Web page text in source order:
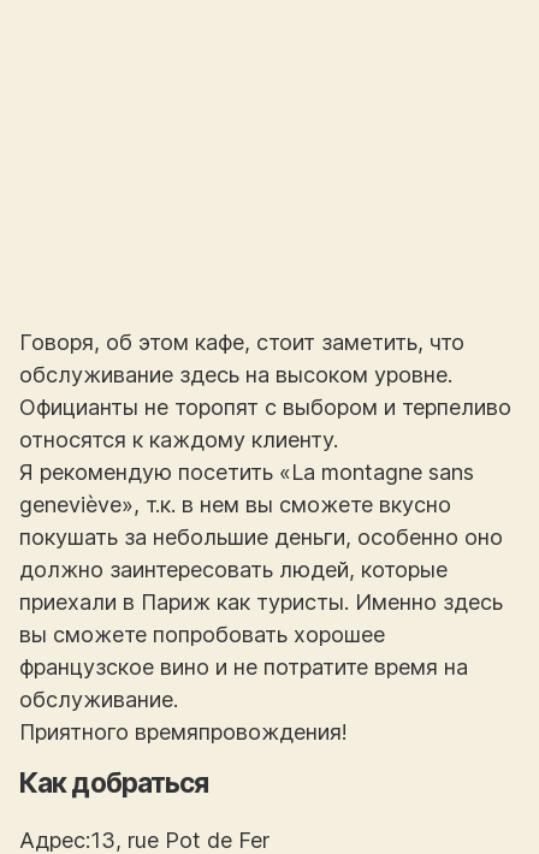
Говоря, об этом кафе, стоит заметить, что
обслуживание здесь на высоком уровне.
Официанты не торопят с выбором и терпеливо
относятся к каждому клиенту.
Я рекомендую посетить «La montagne sans
geneviève», т.к. в нем вы сможете вкусно
покушать за небольшие деньги, особенно оно
должно заинтересовать людей, которые
приехали в Париж как туристы. Именно здесь
вы сможете попробовать хорошее
французское вино и не потратите время на
обслуживание.
Приятного времяпровождения!
Как добраться
Адрес:13, rue Pot de Fer